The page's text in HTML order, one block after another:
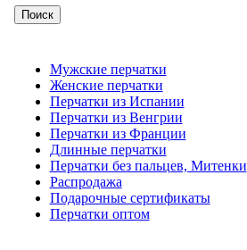
Мужские перчатки
Женские перчатки
Перчатки из Испании
Перчатки из Венгрии
Перчатки из Франции
Длинные перчатки
Перчатки без пальцев, Митенки
Распродажа
Подарочные сертификаты
Перчатки оптом